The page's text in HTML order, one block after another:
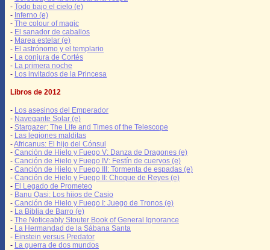
- Todo bajo el cielo (e)
- Inferno (e)
- The colour of magic
- El sanador de caballos
- Marea estelar (e)
- El astrónomo y el templario
- La conjura de Cortés
- La primera noche
- Los invitados de la Princesa
Libros de 2012
- Los asesinos del Emperador
- Navegante Solar (e)
- Stargazer: The Life and Times of the Telescope
- Las legiones malditas
-Africanus: El hijo del Cónsul
- Canción de Hielo y Fuego V: Danza de Dragones (e)
- Canción de Hielo y Fuego IV: Festín de cuervos (e)
- Canción de Hielo y Fuego III: Tormenta de espadas (e)
- Canción de Hielo y Fuego II: Choque de Reyes (e)
- El Legado de Prometeo
- Banu Qasi: Los hijos de Casio
- Canción de Hielo y Fuego I: Juego de Tronos (e)
- La Biblia de Barro (e)
- The Noticeably Stouter Book of General Ignorance
- La Hermandad de la Sábana Santa
- Einstein versus Predator
- La guerra de dos mundos